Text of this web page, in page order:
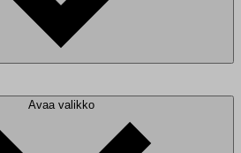
Avaa valikko